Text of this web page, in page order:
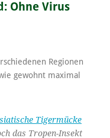
Ohne Virus
Regionen
gewohnt maximal
Tigermücke
das Tropen-Insekt